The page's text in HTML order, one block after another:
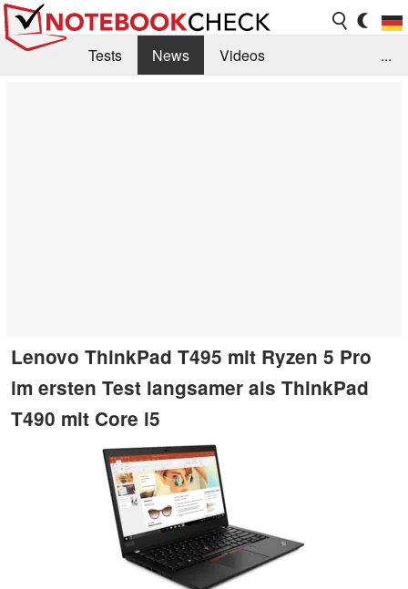
Tests News
Videos
...
Lenovo ThinkPad T495 mit Ryzen 5 Pro
im ersten Test langsamer als ThinkPad
T490 mit Core i5